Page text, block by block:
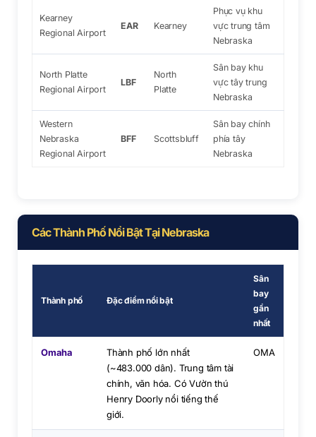
Kearney
Regional Airport
EAR Kearney
Phục vụ khu
vực trung tâm
Nebraska
North Platte
Regional Airport
LBF
North
Platte
Sân bay khu
vực tây trung
Nebraska
Western
Nebraska
Regional Airport
BFF Scottsbluff
Sân bay chính
phía tây
Nebraska
Các Thành Phố Nổi Bật Tại Nebraska
Thành phố Đặc điểm nổi bật
Sân
bay
gần
nhất
Omaha
Thành phố lớn nhất
(~483.000 dân). Trung tâm tài
chính, văn hóa. Có Vườn thú
Henry Doorly nổi tiếng thế
giới.
OMA